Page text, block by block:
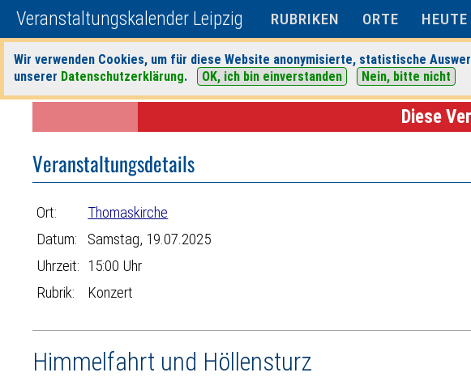
Veranstaltungskalender Leipzig RUBRIKEN ORTE HEUTE
Wir verwenden Cookies, um für diese Website anonymisierte, statistische
unserer Datenschutzerklärung. OK, ich bin einverstanden Nein, bitte nicht
Startseite>Veranstaltungen>Suche> Konzert >Thomaskirche> Veranstaltungsdetails
Diese
Veranstaltungsdetails
Ort:
Thomaskirche
Datum:
Samstag, 19.07.2025
Uhrzeit: 15:00 Uhr
Rubrik:
Konzert
Himmelfahrt und Höllensturz